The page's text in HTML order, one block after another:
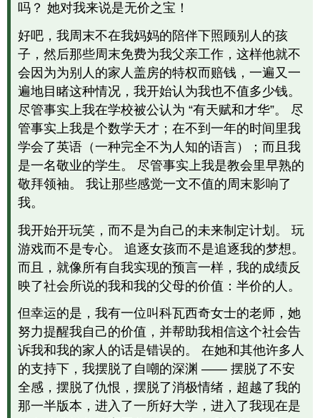
吗？ 她对我来说是无价之宝！
好吧，我周末不在我妈妈的陪伴下照顾别人的孩
子，然后那些周末免费为我父亲工作，这样他就不
会因为为别人的家人盖房的特权而赔钱，一遍又一
遍地目睹这种情况，我开始认为我也不值多少钱。
尽管事实上我在学校被公认为 “有天赋和才华”。 尽
管事实上我是个数学天才；在不到一年的时间里我
学会了英语（一种完全不为人知的语言）；而且我
是一名敬业的学生。 尽管事实上我是教会里早熟的
敬拜领袖。 我让那些感觉一文不值的周末影响了
我。
我开始开玩笑，而不是为自己的未来制定计划。 玩
游戏而不是专心。 追逐女孩而不是追逐我的梦想。
而且，就像所有自我实现的预言一样，我的成绩反
映了社会所说的我和我的父母的价值：半价的人。
但幸运的是，我有一位叫科瓦西奇女士的老师，她
努力提醒我自己的价值，并帮助我相信这个社会告
诉我和我的家人的话是错误的。 在她和其他许多人
的支持下，我摆脱了自嘲的深渊 —— 摆脱了不安
全感，摆脱了仇恨，摆脱了消极情绪，超越了我的
那一半版本，进入了一所好大学，进入了我现在是